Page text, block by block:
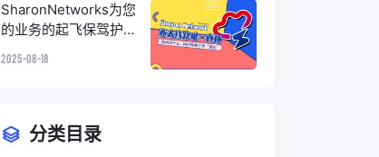
SharonNetworks为您
的业务的起飞保驾护
2025-08-18
分类目录